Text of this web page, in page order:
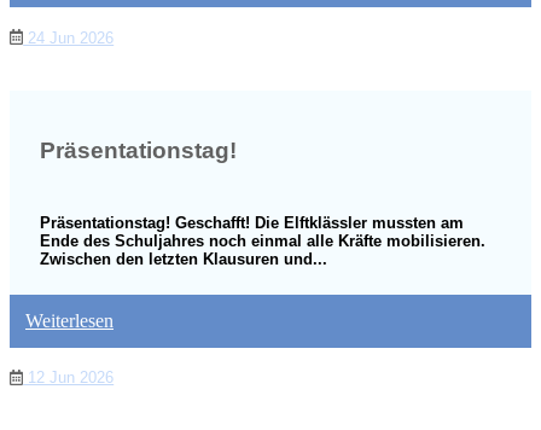
24 Jun 2026
12 Jun 2026
Präsentationstag!
Präsentationstag! Geschafft! Die Elftklässler mussten am
Ende des Schuljahres noch einmal alle Kräfte mobilisieren.
Zwischen den letzten Klausuren und...
Weiterlesen